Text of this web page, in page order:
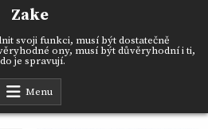
Zake
svoji funkci, musí být dostatečně
ony, musí být důvěryhodní i ti,
je spravují.
Menu